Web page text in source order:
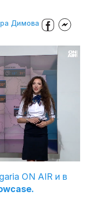
Димова
ON AIR и в